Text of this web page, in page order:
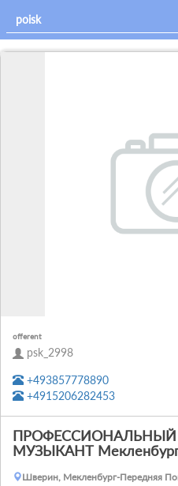
offerent
psk_2998
+493857778890
+4915206282453
МУЗЫКАНТ
Шверин, Мекленбург-Передняя